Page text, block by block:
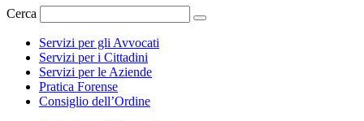
Cerca
Servizi per gli Avvocati
Servizi per i Cittadini
Servizi per le Aziende
Pratica Forense
Consiglio dell’Ordine